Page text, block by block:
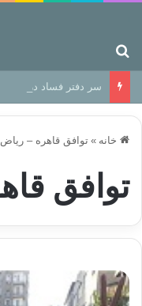
سر دفتر فساد در
خانه » توافق قاهره – ریاض
توافق